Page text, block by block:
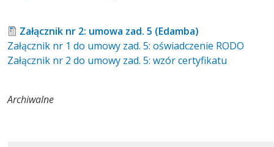
Załącznik nr 2: umowa zad. 5 (Edamba)
Załącznik nr 1 do umowy zad. 5: oświadczenie RODO
Załącznik nr 2 do umowy zad. 5: wzór certyfikatu
Archiwalne